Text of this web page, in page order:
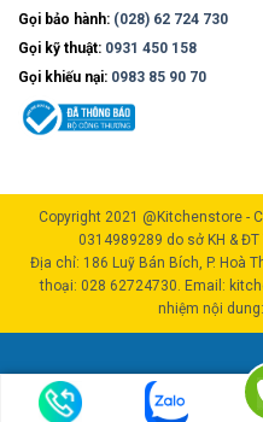
Gọi bảo hành: (028) 62 724 730
Gọi kỹ thuật: 0931 450 158
Gọi khiếu nại: 0983 85 90 70
Copyright 2021 @Kitchenstore -
0314989289 do sở KH &
Địa chỉ: 186 Luỹ Bán Bích, P. Hoà
thoại: 028 62724730. Email:
nhiệm nội